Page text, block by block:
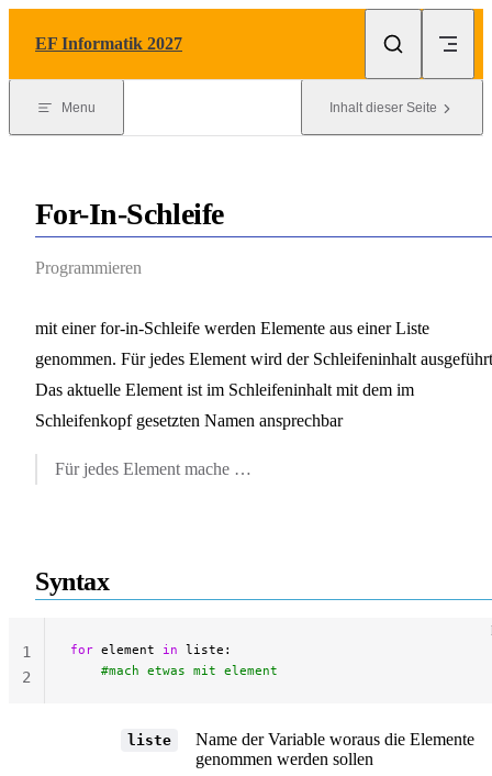
EF Informatik 2027
Menu Inhalt dieser Seite
For-In-Schleife
Programmieren
mit einer for-in-Schleife werden Elemente aus einer Liste
genommen. Für jedes Element wird der Schleifeninhalt
Das aktuelle Element ist im Schleifeninhalt mit dem im
Schleifenkopf gesetzten Namen ansprechbar
Für jedes Element mache …
Syntax
for element in liste:
	#mach etwas mit element
1
2
liste
Name der Variable woraus die Elemente
genommen werden sollen